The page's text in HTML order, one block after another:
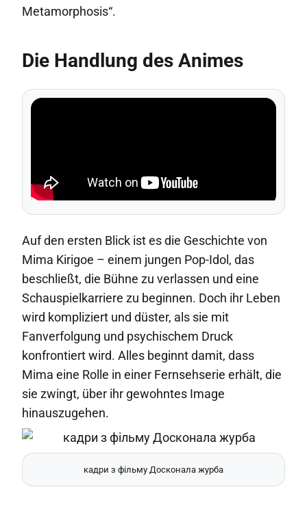
Metamorphosis“.
Die Handlung des Animes
Auf den ersten Blick ist es die Geschichte von
Mima Kirigoe – einem jungen Pop-Idol, das
beschließt, die Bühne zu verlassen und eine
Schauspielkarriere zu beginnen. Doch ihr Leben
wird kompliziert und düster, als sie mit
Fanverfolgung und psychischem Druck
konfrontiert wird. Alles beginnt damit, dass
Mima eine Rolle in einer Fernsehserie erhält, die
sie zwingt, über ihr gewohntes Image
hinauszugehen.
кадри з фільму Досконала журба